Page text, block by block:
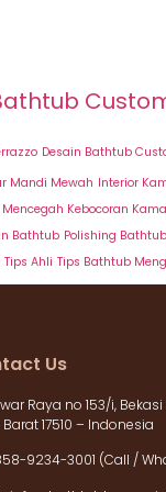
Desain Bathtub
Mandi Mewah Interior
Mencegah Kebocoran
Bathtub Polishing
Tips Ahli Tips Bathtub
Us
Raya no 153/i,
17510 – Indonesia
9234-3001 (Call /